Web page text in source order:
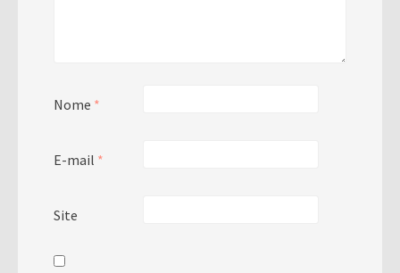
Nome *
E-mail *
Site